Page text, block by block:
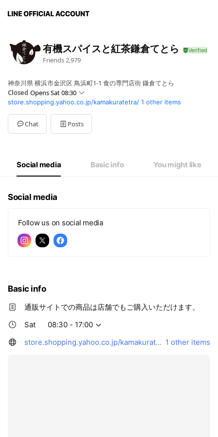
有機スパイスと紅茶鎌倉てとら
Friends 2,979
神奈川県 横浜市金沢区 鳥浜町1-1 食の専門店街 鎌倉てとら
Closed Opens Sat 08:30
Sun08:30 - 17:00
Mon08:30 - 17:00
Tue08:30 - 17:00
WedClosed
08:30 - 17:00
store.shopping.yahoo.co.jp/kamakuratetra/ 1 other items
Chat Posts
Social media Basic info You might like
Social media
Follow us on social media
Basic info
通販サイトでの商品は店舗でもご購入いただけます。
Sat
08:30 - 17:00
store.shopping.yahoo.co.jp/kamakuratetra/ 1 other items